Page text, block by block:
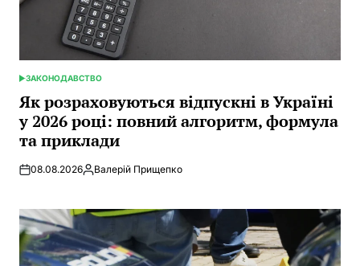
POSTED
IN
ЗАКОНОДАВСТВО
Як розраховуються відпускні в Україні
у 2026 році: повний алгоритм, формула
та приклади
08.08.2026Posted
Валерій Прищепко